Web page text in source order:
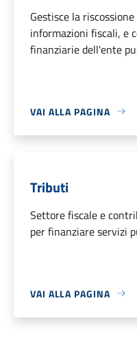
Gestisce la
informazioni fiscali, e
finanziarie dell'ente
VAI ALLA PAGINA
Tributi
Settore fiscale e
per finanziare servizi
VAI ALLA PAGINA